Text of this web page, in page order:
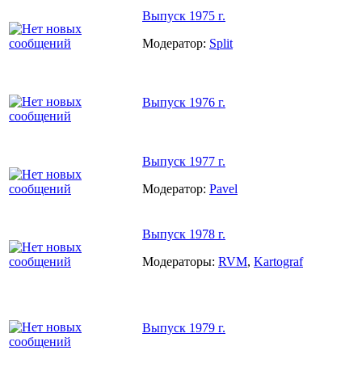
Выпуск 1975 г.
Модератор: Split
Выпуск 1976 г.
Выпуск 1977 г.
Модератор: Pavel
Выпуск 1978 г.
Модераторы: RVM, Kartograf
Выпуск 1979 г.